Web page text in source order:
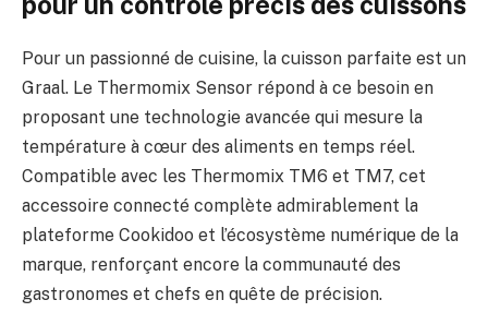
Pour un passionné de cuisine, la cuisson parfaite est un
Graal. Le Thermomix Sensor répond à ce besoin en
proposant une technologie avancée qui mesure la
température à cœur des aliments en temps réel.
Compatible avec les Thermomix TM6 et TM7, cet
accessoire connecté complète admirablement la
plateforme Cookidoo et l’écosystème numérique de la
marque, renforçant encore la communauté des
gastronomes et chefs en quête de précision.